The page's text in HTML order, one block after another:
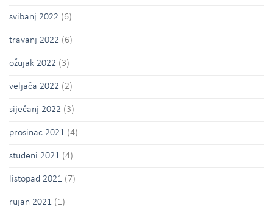
svibanj 2022 (6)
travanj 2022 (6)
ožujak 2022 (3)
veljača 2022 (2)
siječanj 2022 (3)
prosinac 2021 (4)
studeni 2021 (4)
listopad 2021 (7)
rujan 2021 (1)